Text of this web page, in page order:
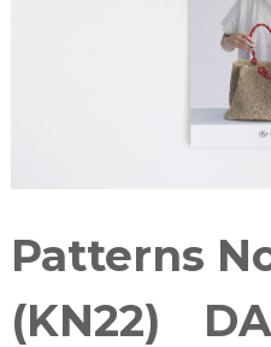
Patterns
(KN22)